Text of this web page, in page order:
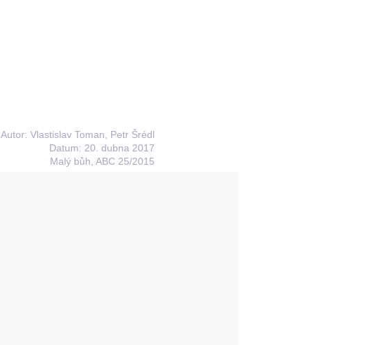
Autor: Vlastislav Toman, Petr Šrédl
Datum: 20. dubna 2017
Malý bůh, ABC 25/2015